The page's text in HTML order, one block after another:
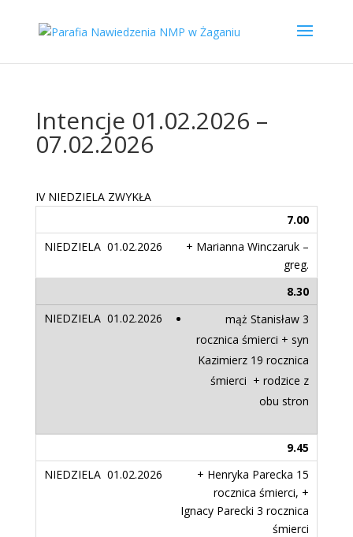
Intencje 01.02.2026 –
07.02.2026
IV NIEDZIELA ZWYKŁA
7.00
+ Marianna Winczaruk –
greg.
8.30
mąż Stanisław 3
rocznica śmierci + syn
Kazimierz 19 rocznica
śmierci + rodzice z
obu stron
9.45
+ Henryka Parecka 15
rocznica śmierci, +
Ignacy Parecki 3 rocznica
śmierci